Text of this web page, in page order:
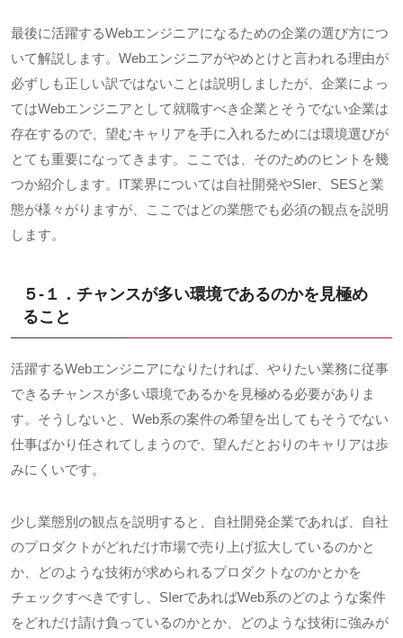
最後に活躍するWebエンジニアになるための企業の選び方につ
いて解説します。 Webエンジニアがやめとけと言われる理由が
必ずしも正しい訳ではないことは説明しましたが、企業によっ
てはWebエンジニアとして就職すべき企業とそうでない企業は
存在するので、望むキャリアを手に入れるためには環境選びが
とても重要になってきます。ここでは、そのためのヒントを幾
つか紹介します。
IT業界については自社開発やSIer、 SESと業
態が様々がりますが、ここではどの業態でも必須の観点を説明
します。
５-１．チャンスが多い環境であるのかを見極め
ること
活躍するWebエンジニアになりたければ、やりたい業務に従事
できるチャンスが多い環境であるかを見極める必要がありま
す。そうしないと、 Web系の案件の希望を出してもそうでない
仕事ばかり任されてしまうので、望んだとおりのキャリアは歩
みにくいです。
少し業態別の観点を説明すると、自社開発企業であれば、自社
のプロダクトがどれだけ市場で売り上げ拡大しているのかと
か、どのような技術が求められるプロダクトなのかとかを
チェックすべきですし、 SIerであればWeb系のどのような案件
をどれだけ請け負っているのかとか、どのような技術に強みが